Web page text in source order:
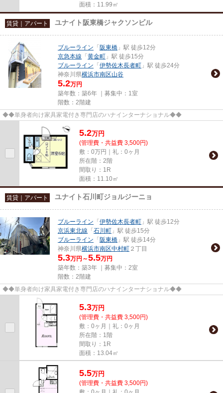
面積：11.99㎡
賃貸｜アパート ユナイト阪東橋ジャクソンビル
ブルーライン 「 阪東橋 」駅 徒歩12分
京急本線 「 黄金町 」駅 徒歩15分
ブルーライン 「 伊勢佐木長者町 」駅 徒歩24分
神奈川県横浜市南区山谷
5.2万円
築年数：築6年 ｜募集中： 1室
階数：2階建
◆◆単身者向け家具家電付き専門店のハナインターナショナル◆◆
5.2万円
(管理費・共益費 3,500円)
敷：0万円｜礼：0ヶ月
所在階：2階
間取り：1R
面積：11.10㎡
賃貸｜アパート ユナイト石川町ジョルジーニョ
ブルーライン 「 伊勢佐木長者町 」駅 徒歩12分
京浜東北線 「 石川町 」駅 徒歩15分
ブルーライン 「 阪東橋 」駅 徒歩14分
神奈川県横浜市南区中村町 ２丁目
5.3万円～5.5万円
築年数：築3年 ｜募集中： 2室
階数：2階建
◆◆単身者向け家具家電付き専門店のハナインターナショナル◆◆
5.3万円
(管理費・共益費 3,500円)
敷：0ヶ月｜礼：0ヶ月
所在階：1階
間取り：1R
面積：13.04㎡
5.5万円
(管理費・共益費 3,500円)